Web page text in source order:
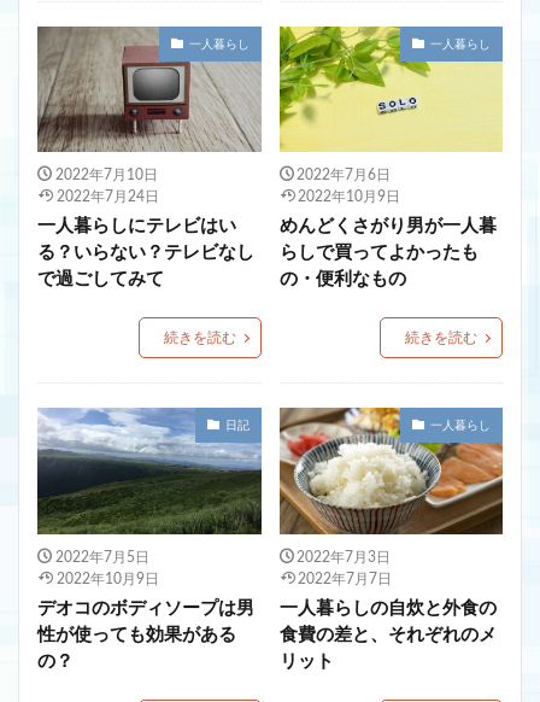
一人暮らし
2022年7月10日
2022年7月24日
一人暮らしにテレビはい
る？いらない？テレビなし
で過ごしてみて
続きを読む
一人暮らし
2022年7月6日
2022年10月9日
めんどくさがり男が一人暮
らしで買ってよかったも
の・便利なもの
続きを読む
日記
2022年7月5日
2022年10月9日
デオコのボディソープは男
性が使っても効果がある
の？
一人暮らし
2022年7月3日
2022年7月7日
一人暮らしの自炊と外食の
食費の差と、それぞれのメ
リット